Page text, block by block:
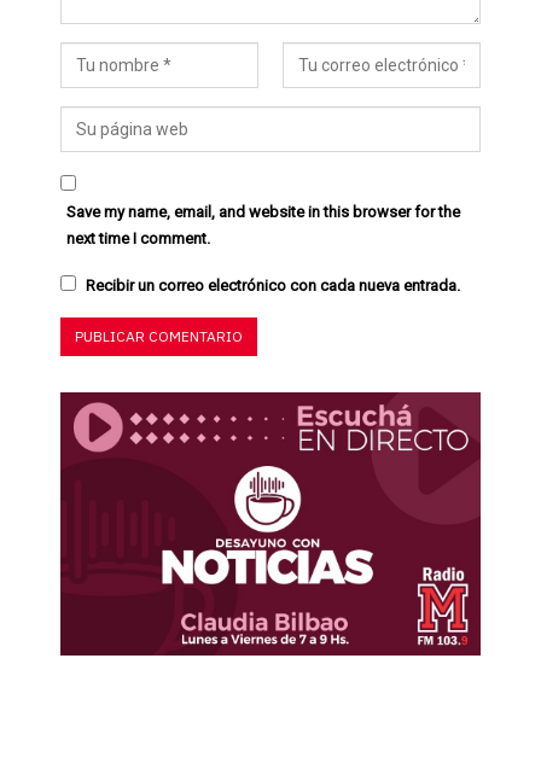
Save my name, email, and website in this browser for the
next time I comment.
Recibir un correo electrónico con cada nueva entrada.